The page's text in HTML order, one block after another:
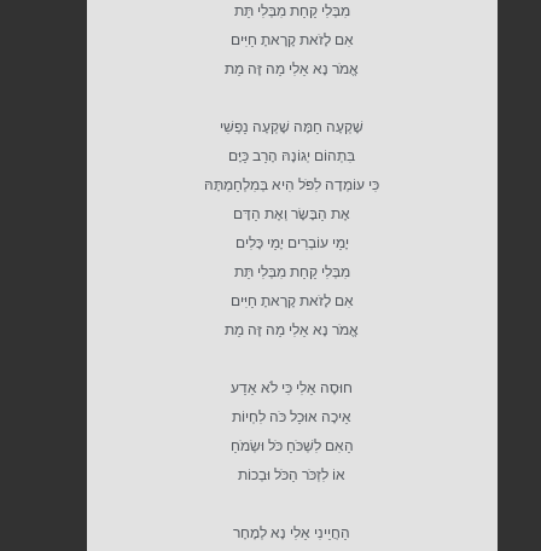
מִבְּלִי קַחַת מִבְּלִי תֵּת
אִם לָזֹאת קָרָאתָ חַיִּים
אֱמֹר נָא אֵלִי מַה זֶּה מֵת
שָׁקְעָה חַמָּה שָׁקְעָה נַפְשִׁי
בִּתְהוֹם יְגוֹנָהּ הָרַב כַּיָּם
כִּי עוֹמְדָה לִפֹּל הִיא בְּמִלְחַמְתָּהּ
אֶת הַבָּשָׂר וְאֶת הַדָּם
יָמַי עוֹבְרִים יָמַי כָּלִים
מִבְּלִי קַחַת מִבְּלִי תֵּת
אִם לָזֹאת קָרָאתָ חַיִּים
אֱמֹר נָא אֵלִי מַה זֶּה מֵת
חוּסָה אֵלִי כִּי לֹא אֵדַע
אֵיכָה אוּכַל כֹּה לִחְיוֹת
הַאִם לִשְׁכֹּחַ כֹּל וּשְׂמֹחַ
אוֹ לִזְכֹּר הַכֹּל וּבְכוֹת
הַחֲיֵינִי אֵלִי נָא לְמָחָר